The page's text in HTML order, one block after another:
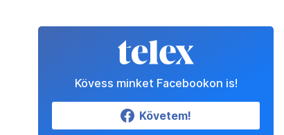
Kövess minket Facebookon is!
Követem!